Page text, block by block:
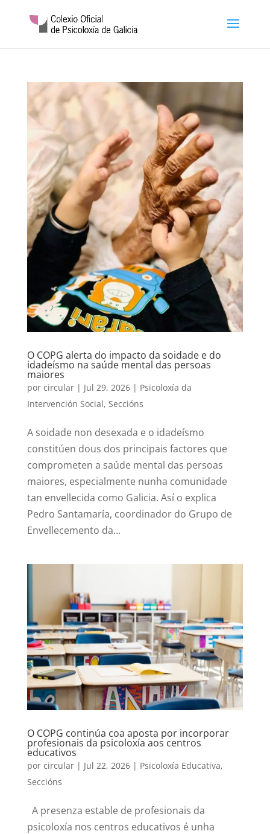
O COPG alerta do impacto da soidade e do
idadeísmo na saúde mental das persoas
maiores
por circular| Jul 29, 2026| Psicoloxía da
Intervención Social, Seccións
A soidade non desexada e o idadeísmo
constitúen dous dos principais factores que
comprometen a saúde mental das persoas
maiores, especialmente nunha comunidade
tan envellecida como Galicia. Así o explica
Pedro Santamaría, coordinador do Grupo de
Envellecemento da...
O COPG continúa coa aposta por incorporar
profesionais da psicoloxía aos centros
educativos
por circular| Jul 22, 2026| Psicoloxía Educativa,
Seccións
A presenza estable de profesionais da
psicoloxía nos centros educativos é unha